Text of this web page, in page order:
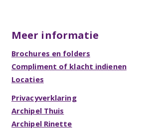
Meer informatie
Brochures en folders
Compliment of klacht indienen
Locaties
Privacyverklaring
Archipel Thuis
Archipel Rinette